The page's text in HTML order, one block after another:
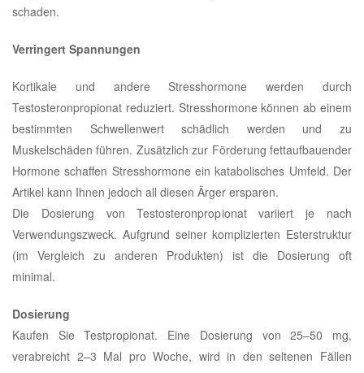
schaden.
Verringert Spannungen
Kortikale und andere Stresshormone werden durch
Testosteronpropionat reduziert. Stresshormone können ab einem
bestimmten Schwellenwert schädlich werden und zu
Muskelschäden führen. Zusätzlich zur Förderung fettaufbauender
Hormone schaffen Stresshormone ein katabolisches Umfeld. Der
Artikel kann Ihnen jedoch all diesen Ärger ersparen.
Die Dosierung von Testosteronpropionat variiert je nach
Verwendungszweck. Aufgrund seiner komplizierten Esterstruktur
(im Vergleich zu anderen Produkten) ist die Dosierung oft
minimal.
Dosierung
Kaufen Sie Testpropionat. Eine Dosierung von 25–50 mg,
verabreicht 2–3 Mal pro Woche, wird in den seltenen Fällen